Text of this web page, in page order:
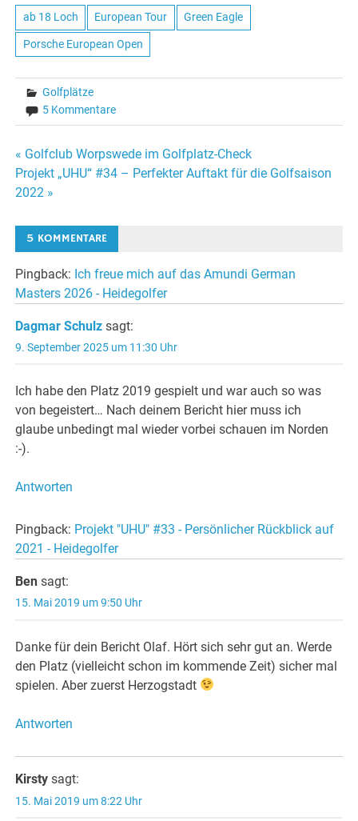
ab 18 Loch European Tour Green Eagle
Porsche European Open
Golfplätze
5 Kommentare
Beitragsnavigation
« Golfclub Worpswede im Golfplatz-Check
Projekt „UHU“ #34 – Perfekter Auftakt für die Golfsaison
2022 »
5 KOMMENTARE
Pingback: Ich freue mich auf das Amundi German
Masters 2026 - Heidegolfer
Dagmar Schulz sagt:
9. September 2025 um 11:30 Uhr
Ich habe den Platz 2019 gespielt und war auch so was
von begeistert… Nach deinem Bericht hier muss ich
glaube unbedingt mal wieder vorbei schauen im Norden
:-).
Antworten
Pingback: Projekt "UHU" #33 - Persönlicher Rückblick auf
2021 - Heidegolfer
Ben sagt:
15. Mai 2019 um 9:50 Uhr
Danke für dein Bericht Olaf. Hört sich sehr gut an. Werde
den Platz (vielleicht schon im kommende Zeit) sicher mal
spielen. Aber zuerst Herzogstadt
Antworten
Kirsty sagt:
15. Mai 2019 um 8:22 Uhr